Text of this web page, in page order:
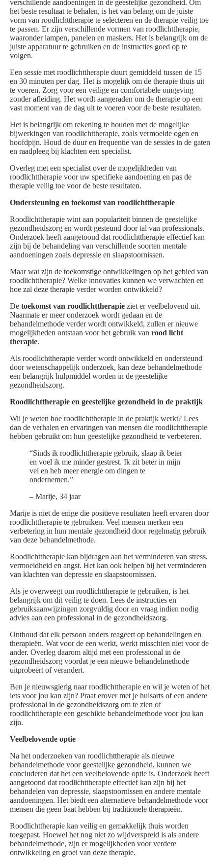
verschillende aandoeningen in de geestelijke gezondheid. Om
het beste resultaat te behalen, is het van belang om de juiste
vorm van roodlichttherapie te selecteren en de therapie veilig toe
te passen. Er zijn verschillende vormen van roodlichttherapie,
waaronder lampen, panelen en maskers. Het is belangrijk om de
juiste apparatuur te gebruiken en de instructies goed op te
volgen.
Een sessie met roodlichttherapie duurt gemiddeld tussen de 15
en 30 minuten per dag. Het is mogelijk om de therapie thuis uit
te voeren. Zorg voor een veilige en comfortabele omgeving
zonder afleiding. Het wordt aangeraden om de therapie op een
vast moment van de dag uit te voeren voor de beste resultaten.
Het is belangrijk om rekening te houden met de mogelijke
bijwerkingen van roodlichttherapie, zoals vermoeide ogen en
hoofdpijn. Houd de duur en frequentie van de sessies in de gaten
en raadpleeg bij klachten een specialist.
Overleg met een specialist over de mogelijkheden van
roodlichttherapie voor uw specifieke aandoening en pas de
therapie veilig toe voor de beste resultaten.
Ondersteuning en toekomst van roodlichttherapie
Roodlichttherapie wint aan populariteit binnen de geestelijke
gezondheidszorg en wordt gesteund door tal van professionals.
Onderzoek heeft aangetoond dat roodlichttherapie effectief kan
zijn bij de behandeling van verschillende soorten mentale
aandoeningen zoals depressie en slaapstoornissen.
Maar wat zijn de toekomstige ontwikkelingen op het gebied van
roodlichttherapie? Welke innovaties kunnen we verwachten en
hoe zal deze therapie verder worden ontwikkeld?
De toekomst van roodlichttherapie ziet er veelbelovend uit.
Naarmate er meer onderzoek wordt gedaan en de
behandelmethode verder wordt ontwikkeld, zullen er nieuwe
mogelijkheden ontstaan voor het gebruik van rood licht
therapie.
Als roodlichttherapie verder wordt ontwikkeld en ondersteund
door wetenschappelijk onderzoek, kan deze behandelmethode
een belangrijk hulpmiddel worden in de geestelijke
gezondheidszorg.
Roodlichttherapie en geestelijke gezondheid in de praktijk
Wil je weten hoe roodlichttherapie in de praktijk werkt? Lees
dan de verhalen en ervaringen van mensen die roodlichttherapie
hebben gebruikt om hun geestelijke gezondheid te verbeteren.
“Sinds ik roodlichttherapie gebruik, slaap ik beter
en voel ik me minder gestrest. Ik zit beter in mijn
vel en heb meer energie om dingen te
ondernemen.”
– Marije, 34 jaar
Marije is niet de enige die positieve resultaten heeft ervaren door
roodlichttherapie te gebruiken. Veel mensen merken een
verbetering in hun mentale gezondheid door regelmatig gebruik
van deze behandelmethode.
Roodlichttherapie kan bijdragen aan het verminderen van stress,
vermoeidheid en angst. Het kan ook helpen bij het verminderen
van klachten van depressie en slaapstoornissen.
Als je overweegt om roodlichttherapie te gebruiken, is het
belangrijk om dit veilig te doen. Lees de instructies en
gebruiksaanwijzingen zorgvuldig door en vraag indien nodig
advies aan een professional in de gezondheidszorg.
Onthoud dat elk persoon anders reageert op behandelingen en
therapieën. Wat voor de een werkt, werkt misschien niet voor de
ander. Overleg daarom altijd met een professional in de
gezondheidszorg voordat je een nieuwe behandelmethode
uitprobeert of verandert.
Ben je nieuwsgierig naar roodlichttherapie en wil je weten of het
iets voor jou kan zijn? Praat erover met je huisarts of een andere
professional in de gezondheidszorg om te zien of
roodlichttherapie een geschikte behandelmethode voor jou kan
zijn.
Veelbelovende optie
Na het onderzoeken van roodlichttherapie als nieuwe
behandelmethode voor geestelijke gezondheid, kunnen we
concluderen dat het een veelbelovende optie is. Onderzoek heeft
aangetoond dat roodlichttherapie effectief kan zijn bij het
behandelen van depressie, slaapstoornissen en andere mentale
aandoeningen. Het biedt een alternatieve behandelmethode voor
mensen die geen baat hebben bij traditionele therapieën.
Roodlichttherapie kan veilig en gemakkelijk thuis worden
toegepast. Hoewel het nog niet zo wijdverspreid is als andere
behandelmethode, zijn er mogelijkheden voor verdere
ontwikkeling en groei van deze therapie.